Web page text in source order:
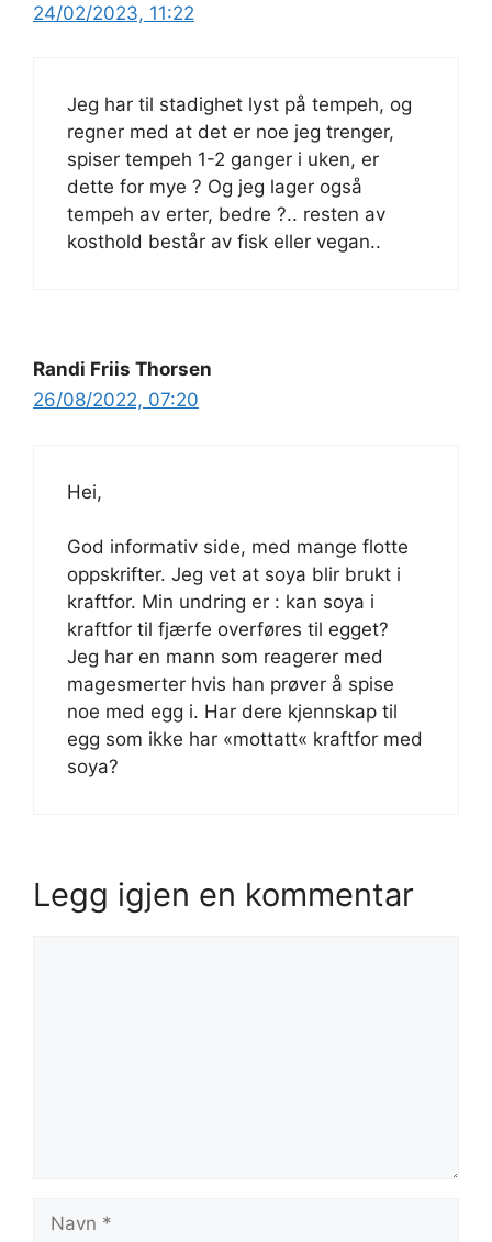
24/02/2023, 11:22
Jeg har til stadighet lyst på tempeh, og
regner med at det er noe jeg trenger,
spiser tempeh 1-2 ganger i uken, er
dette for mye ? Og jeg lager også
tempeh av erter, bedre ?.. resten av
kosthold består av fisk eller vegan..
Randi Friis Thorsen
26/08/2022, 07:20
Hei,
God informativ side, med mange flotte
oppskrifter. Jeg vet at soya blir brukt i
kraftfor. Min undring er : kan soya i
kraftfor til fjærfe overføres til egget?
Jeg har en mann som reagerer med
magesmerter hvis han prøver å spise
noe med egg i. Har dere kjennskap til
egg som ikke har «mottatt« kraftfor med
soya?
Legg igjen en kommentar